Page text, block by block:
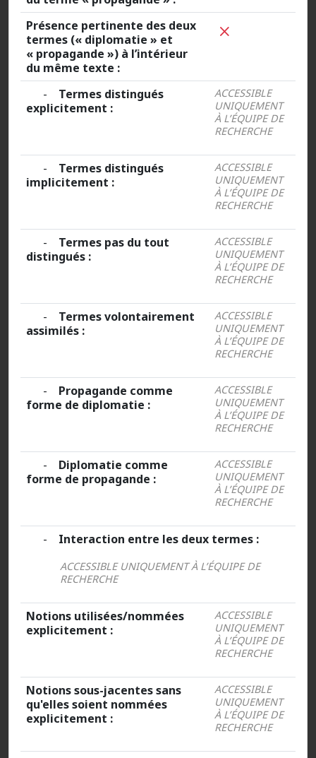
Présence pertinente des deux
termes (« diplomatie » et
« propagande ») à l’intérieur
du même texte :
- Termes distingués
explicitement :
ACCESSIBLE
UNIQUEMENT
À L’ÉQUIPE DE
RECHERCHE
- Termes distingués
implicitement :
ACCESSIBLE
UNIQUEMENT
À L’ÉQUIPE DE
RECHERCHE
- Termes pas du tout
distingués :
ACCESSIBLE
UNIQUEMENT
À L’ÉQUIPE DE
RECHERCHE
- Termes volontairement
assimilés :
ACCESSIBLE
UNIQUEMENT
À L’ÉQUIPE DE
RECHERCHE
- Propagande comme
forme de diplomatie :
ACCESSIBLE
UNIQUEMENT
À L’ÉQUIPE DE
RECHERCHE
- Diplomatie comme
forme de propagande :
ACCESSIBLE
UNIQUEMENT
À L’ÉQUIPE DE
RECHERCHE
- Interaction entre les deux termes :
ACCESSIBLE UNIQUEMENT À L’ÉQUIPE DE
RECHERCHE
Notions utilisées/nommées
explicitement :
ACCESSIBLE
UNIQUEMENT
À L’ÉQUIPE DE
RECHERCHE
Notions sous-jacentes sans
qu'elles soient nommées
explicitement :
ACCESSIBLE
UNIQUEMENT
À L’ÉQUIPE DE
RECHERCHE